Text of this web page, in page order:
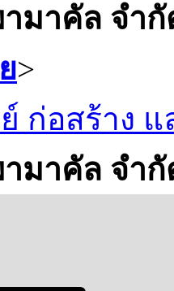
มาคัล จำกั
>
ก่อสร้าง
มาคัล จำกั